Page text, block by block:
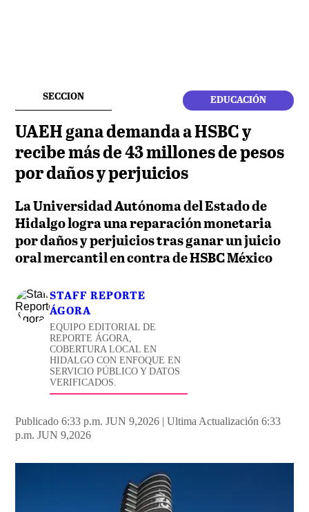
SECCION EDUCACIÓN
UAEH gana demanda a HSBC y
recibe más de 43 millones de pesos
por daños y perjuicios
La Universidad Autónoma del Estado de
Hidalgo logra una reparación monetaria
por daños y perjuicios tras ganar un juicio
oral mercantil en contra de HSBC México
STAFF REPORTE
ÁGORA
EQUIPO EDITORIAL DE
REPORTE ÁGORA,
COBERTURA LOCAL EN
HIDALGO CON ENFOQUE EN
SERVICIO PÚBLICO Y DATOS
VERIFICADOS.
Publicado 6:33 p.m. JUN 9,2026 | Ultima Actualización 6:33
p.m. JUN 9,2026